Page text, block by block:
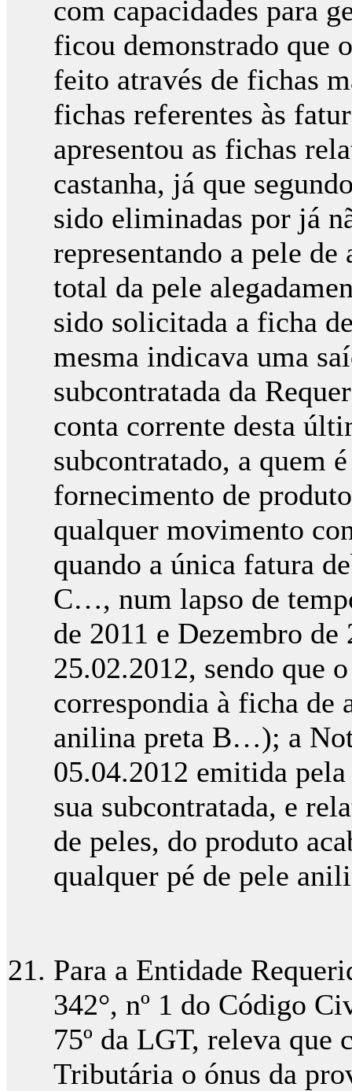
com capacidades para
ficou demonstrado que
feito através de fichas
fichas referentes às
apresentou as fichas
castanha, já que
sido eliminadas por já
representando a pele
total da pele
sido solicitada a ficha
mesma indicava uma
subcontratada da
conta corrente desta
subcontratado, a quem
fornecimento de
qualquer movimento
quando a única fatura
C…, num lapso de
de 2011 e Dezembro
25.02.2012, sendo que
correspondia à ficha de
anilina preta B…); a
05.04.2012 emitida
sua subcontratada, e
de peles, do produto
qualquer pé de pele
Para a Entidade
342°, nº 1 do Código
75º da LGT, releva que
Tributária o ónus da